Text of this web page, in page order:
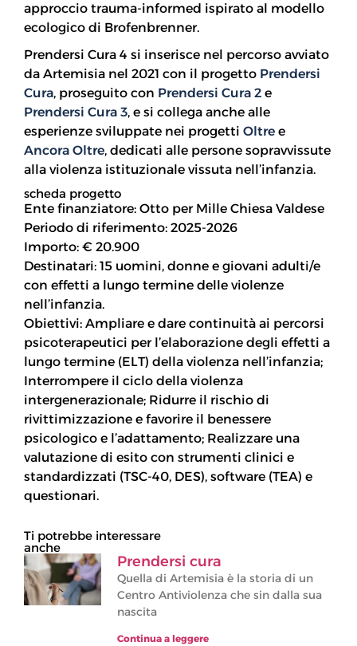
approccio trauma-informed ispirato al modello
ecologico di Brofenbrenner.
Prendersi Cura 4 si inserisce nel percorso avviato
da Artemisia nel 2021 con il progetto Prendersi
Cura, proseguito con Prendersi Cura 2 e
Prendersi Cura 3, e si collega anche alle
esperienze sviluppate nei progetti Oltre e
Ancora Oltre, dedicati alle persone sopravvissute
alla violenza istituzionale vissuta nell’infanzia.
scheda progetto
Ente finanziatore: Otto per Mille Chiesa Valdese
Periodo di riferimento: 2025-2026
Importo: € 20.900
Destinatari: 15 uomini, donne e giovani adulti/e
con effetti a lungo termine delle violenze
nell’infanzia.
Obiettivi: Ampliare e dare continuità ai percorsi
psicoterapeutici per l’elaborazione degli effetti a
lungo termine (ELT) della violenza nell’infanzia;
Interrompere il ciclo della violenza
intergenerazionale; Ridurre il rischio di
rivittimizzazione e favorire il benessere
psicologico e l’adattamento; Realizzare una
valutazione di esito con strumenti clinici e
standardizzati (TSC-40, DES), software (TEA) e
questionari.
Ti potrebbe interessare
anche
Prendersi cura
Quella di Artemisia è la storia di un
Centro Antiviolenza che sin dalla sua
nascita
Continua a leggere